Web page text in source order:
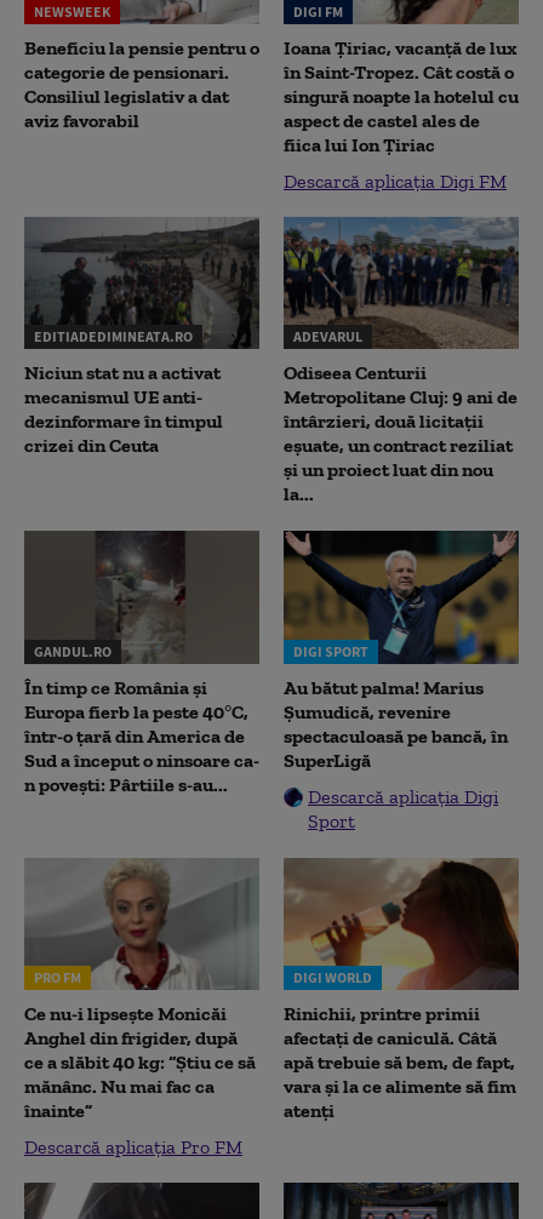
NEWSWEEK
Beneficiu la pensie pentru o
categorie de pensionari.
Consiliul legislativ a dat
aviz favorabil
DIGI FM
Ioana Țiriac, vacanță de lux
în Saint-Tropez. Cât costă o
singură noapte la hotelul cu
aspect de castel ales de
fiica lui Ion Țiriac
Descarcă aplicația Digi FM
EDITIADEDIMINEATA.RO
Niciun stat nu a activat
mecanismul UE anti-
dezinformare în timpul
crizei din Ceuta
ADEVARUL
Odiseea Centurii
Metropolitane Cluj: 9 ani de
întârzieri, două licitații
eșuate, un contract reziliat
și un proiect luat din nou
la...
GANDUL.RO
În timp ce România și
Europa fierb la peste 40°C,
într-o țară din America de
Sud a început o ninsoare ca-
n povești: Pârtiile s-au...
DIGI SPORT
Au bătut palma! Marius
Șumudică, revenire
spectaculoasă pe bancă, în
SuperLigă
Descarcă aplicația Digi
Sport
PRO FM
Ce nu-i lipsește Monicăi
Anghel din frigider, după
ce a slăbit 40 kg: “Știu ce să
mănânc. Nu mai fac ca
înainte”
Descarcă aplicația Pro FM
DIGI WORLD
Rinichii, printre primii
afectați de caniculă. Câtă
apă trebuie să bem, de fapt,
vara și la ce alimente să fim
atenți